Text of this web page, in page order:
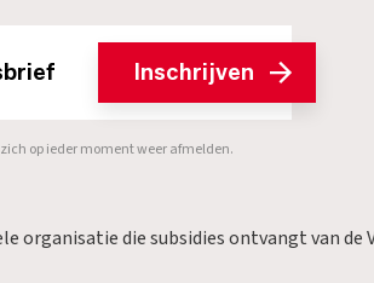
Inschrijven
op ieder moment weer afmelden.
organisatie die subsidies ontvangt van de